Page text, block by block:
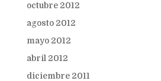
octubre 2012
agosto 2012
mayo 2012
abril 2012
diciembre 2011